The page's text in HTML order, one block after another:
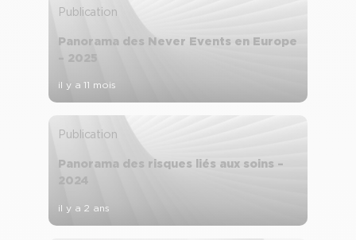
Publication
Panorama des Never Events en Europe
– 2025
il y a 11 mois
Publication
Panorama des risques liés aux soins –
2024
il y a 2 ans